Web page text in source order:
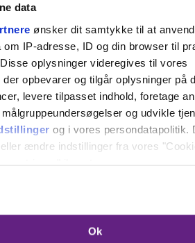
data
ønsker dit samtykke til at
om IP-adresse, ID og din browser til
oplysninger videregives til vores
opbevarer og tilgår oplysninger på
levere tilpasset indhold, foretage
og udvikle
og i vores
ændre indstillinger fra vores
oplysninger om din placering, der
Ok
fra Aarstiderne - værdi op til